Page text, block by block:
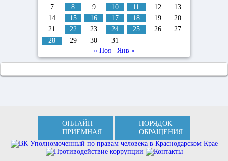
7
8 9 10 11 12
13
14
15 16 17 18 19
20
21
22 23 24 25 26
27
28
29 30
31
« Ноя
Янв »
ОНЛАЙН
ПРИЕМНАЯ
ПОРЯДОК
ОБРАЩЕНИЯ